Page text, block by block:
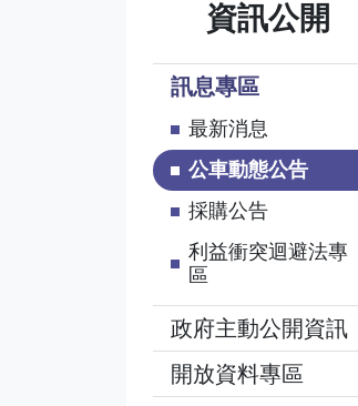
資訊公開
訊息專區
最新消息
公車動態公告
採購公告
利益衝突迴避法專
區
政府主動公開資訊
開放資料專區